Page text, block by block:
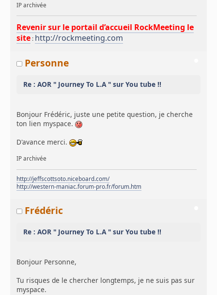
IP archivée
Revenir sur le portail d’accueil RockMeeting le
site : http://rockmeeting.com
Personne
Re : AOR " Journey To L.A " sur You tube !!
Bonjour Frédéric, juste une petite question, je cherche
ton lien myspace.
D'avance merci.
IP archivée
http://jeffscottsoto.niceboard.com/
http://western-maniac.forum-pro.fr/forum.htm
Frédéric
Re : AOR " Journey To L.A " sur You tube !!
Bonjour Personne,
Tu risques de le chercher longtemps, je ne suis pas sur
myspace.